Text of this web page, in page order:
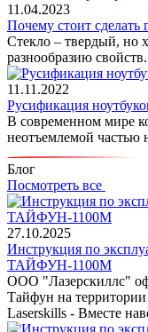
11.04.2023
Почему стоит сделать
Стекло – твердый, но
разнообразию
11.11.2022
Русификация
В современном мире
неотъемлемой частью
Блог
Посмотреть все
27.10.2025
Инструкция по
ТАЙФУН-1100М
ООО "Лазерскиллс"
Тайфун на
Laserskills - Вместе